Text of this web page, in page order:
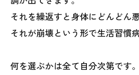
それを繰返すと身体にどんどん
それが崩壊という形で生活習慣
何を選ぶかは全て自分次第です